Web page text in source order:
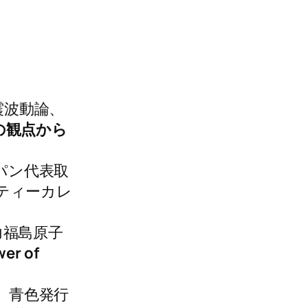
動論、
観点から
ン代表取
ィーカレ
島原子
of
青色発行